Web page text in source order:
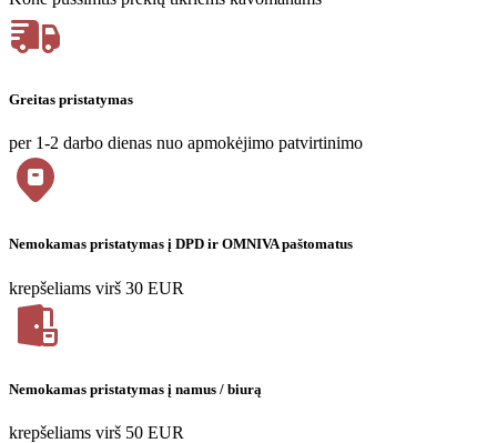
Greitas pristatymas
per 1-2 darbo dienas nuo apmokėjimo patvirtinimo
Nemokamas pristatymas į DPD ir OMNIVA paštomatus
krepšeliams virš 30 EUR
Nemokamas pristatymas į namus / biurą
krepšeliams virš 50 EUR